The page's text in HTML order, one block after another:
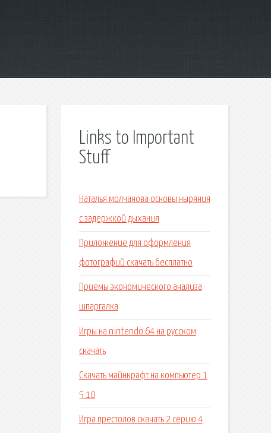
Links to Important
Stuff
Наталья молчанова основы ныряния
с задержкой дыхания
Приложение для оформления
фотографий скачать бесплатно
Приемы экономического анализа
шпаргалка
Игры на nintendo 64 на русском
скачать
Скачать майнкрафт на компьютер 1
5 10
Игра престолов скачать 2 серию 4